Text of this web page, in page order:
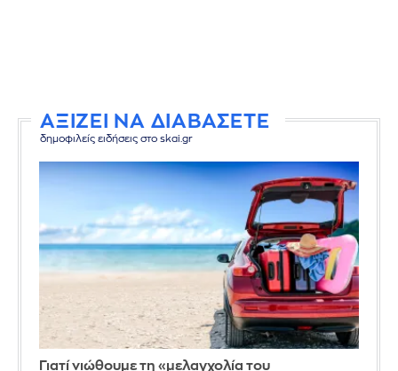
ΑΞΙΖΕΙ ΝΑ ΔΙΑΒΑΣΕΤΕ
δημοφιλείς ειδήσεις στο skai.gr
Γιατί νιώθουμε τη «μελαγχολία του